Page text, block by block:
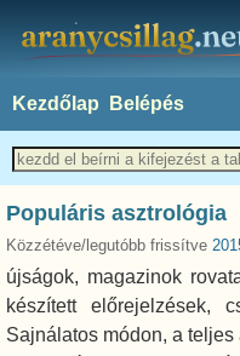
aranycsillag.net
Kezdőlap Belépés
Populáris asztrológia
Közzétéve/legutóbb frissítve
újságok, magazinok
készített előrejelzések,
Sajnálatos módon, a